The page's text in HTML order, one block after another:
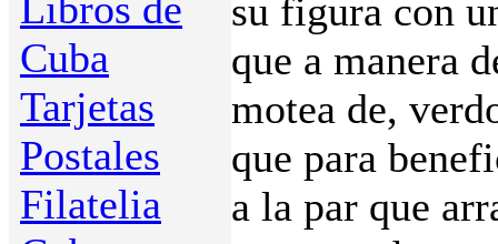
Cuba
Tarjetas
Postales
Filatelia
su figura con
que a manera
motea de,
que para
a la par que